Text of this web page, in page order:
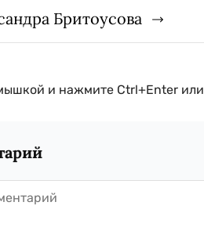
Бритоусова
и нажмите Ctrl+Enter или